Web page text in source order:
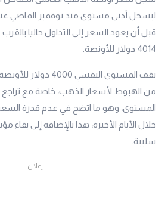
قبل أن يعود السعر إلى التداول حاليا
4014 دولار للأونصة.
يقف المستوى النفسي
من الهبوط لأسعار الذهب، خاصة مع تراجع
المستوى، وهو ما اتضح في عدم قدرة السعر
خلال الأيام الأخيرة، هذا بالإضافة إلى
سلبية.
إعلان